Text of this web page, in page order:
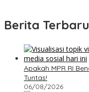
Berita Terbaru
Apakah MPR RI
Tuntas!
06/08/2026